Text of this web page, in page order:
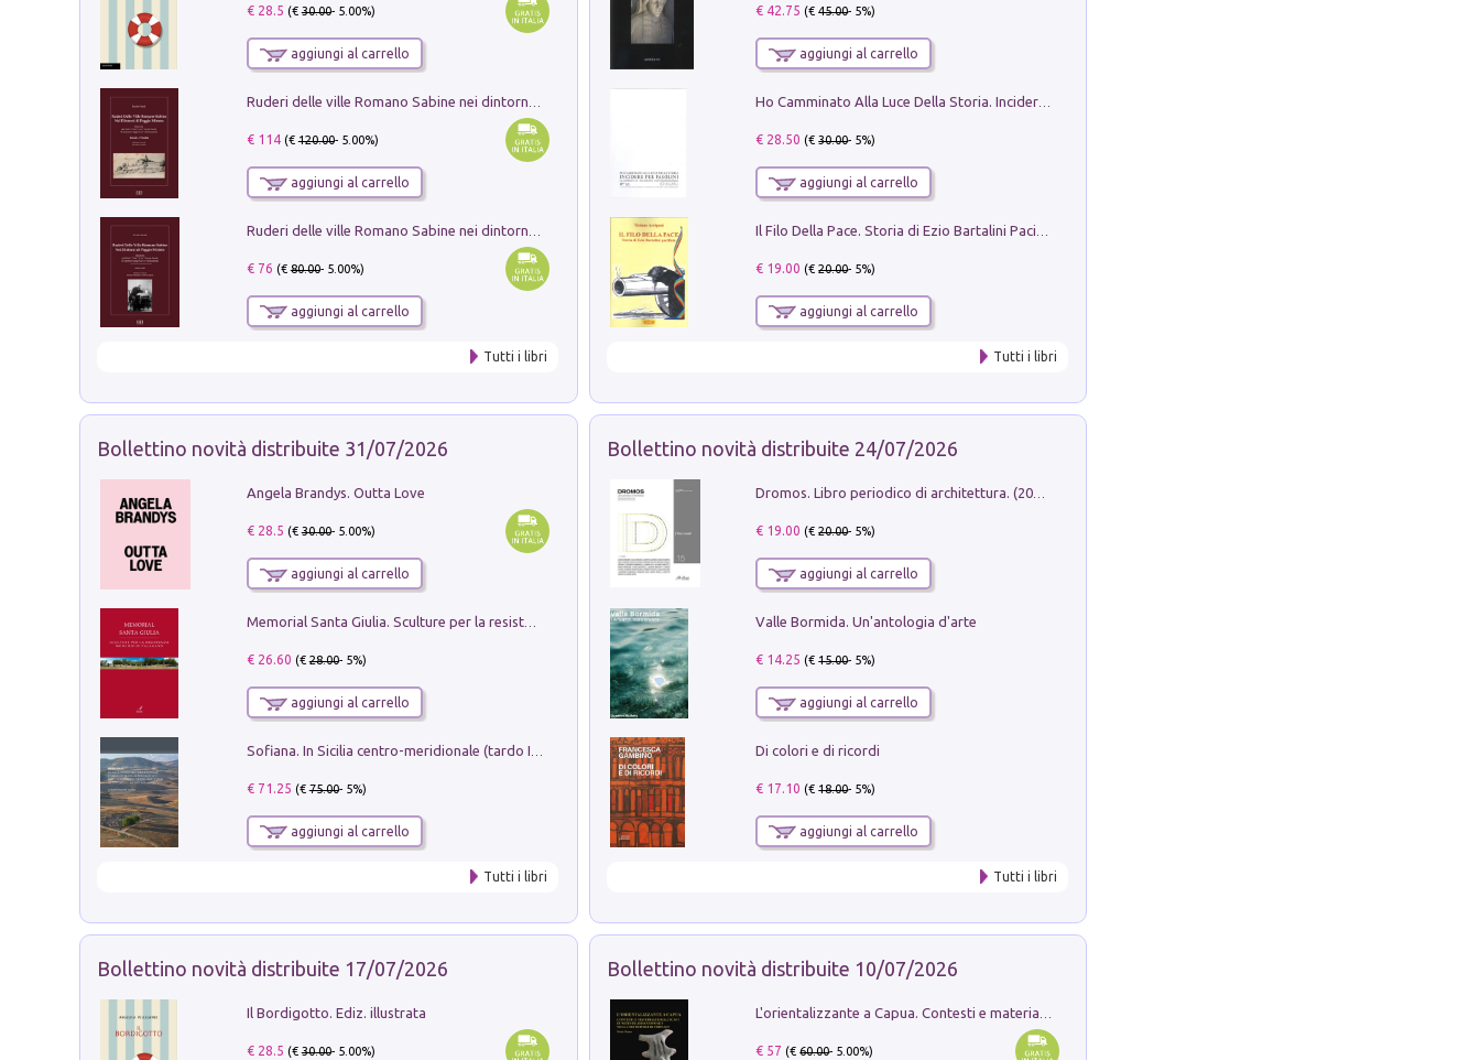
€ 28.5 (€30.00- 5.00%)
aggiungi al carrello
€ 114(€120.00- 5.00%)
aggiungi al carrello
€ 76 (€80.00- 5.00%)
aggiungi al carrello
Tutti i libri
€ 42.75 (€45.00- 5%)
aggiungi al carrello
€ 28.50 (€30.00- 5%)
aggiungi al carrello
€ 19.00 (€20.00- 5%)
aggiungi al carrello
Tutti i libri
Bollettino novità distribuite 31/07/2026
Angela Brandys. Outta Love
€ 28.5 (€30.00- 5.00%)
aggiungi al carrello
Memorial Santa Giulia. Sculture per la resistenza Monchio di Palagano
€ 26.60 (€28.00- 5%)
aggiungi al carrello
€ 71.25 (€75.00- 5%)
aggiungi al carrello
Tutti i libri
Bollettino novità distribuite 24/07/2026
€ 19.00 (€20.00- 5%)
aggiungi al carrello
Valle Bormida. Un'antologia d'arte
€ 14.25 (€15.00- 5%)
aggiungi al carrello
Di colori e di ricordi
€ 17.10 (€18.00- 5%)
aggiungi al carrello
Tutti i libri
Bollettino novità distribuite 17/07/2026
Il Bordigotto. Ediz. illustrata
€ 28.5 (€30.00- 5.00%)
Bollettino novità distribuite 10/07/2026
€ 57 (€60.00- 5.00%)